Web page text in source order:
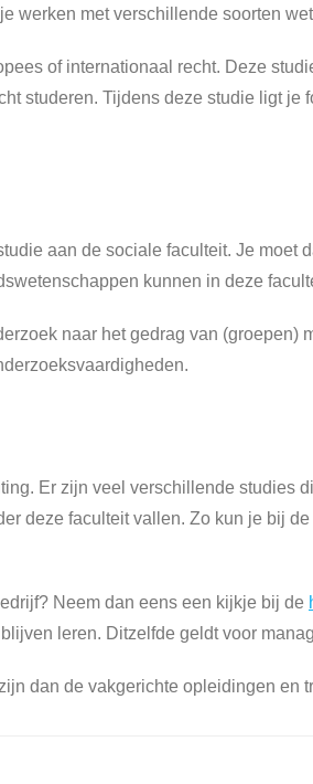
werken met verschillende soorten
of internationaal recht. Deze
studeren. Tijdens deze studie ligt je
aan de sociale faculteit. Je moet
kunnen in deze
naar het gedrag van (groepen)
Er zijn veel verschillende studies
deze faculteit vallen. Zo kun je bij
Neem dan eens een kijkje bij de
leren. Ditzelfde geldt voor
dan de vakgerichte opleidingen en